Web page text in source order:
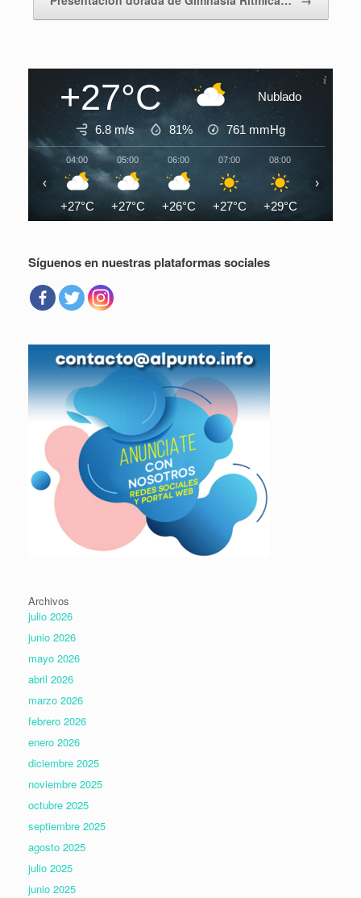
+27°C Nublado
6.8 m/s 81% 761 mmHg
04:00
+27°C
05:00
+27°C
06:00
+26°C
07:00
+27°C
08:00
+29°C
‹ ›
Síguenos en nuestras plataformas sociales
Archivos
julio 2026
junio 2026
mayo 2026
abril 2026
marzo 2026
febrero 2026
enero 2026
diciembre 2025
noviembre 2025
octubre 2025
septiembre 2025
agosto 2025
julio 2025
junio 2025